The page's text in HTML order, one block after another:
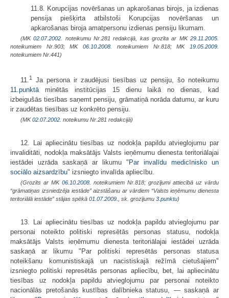
11.8. Korupcijas novēršanas un apkarošanas birojs, ja izdienas
pensija piešķirta atbilstoši Korupcijas novēršanas un
apkarošanas biroja amatpersonu izdienas pensiju likumam.
(MK02.07.2002. noteikumu Nr.281 redakcijā, kas grozīta ar MK29.11.2005.
noteikumiem Nr.903; MK06.10.2008. noteikumiem Nr.818; MK 19.05.2009.
noteikumiem Nr.441)
11.1
Ja persona ir zaudējusi tiesības uz pensiju, šo noteikumu
11.punktāminētās institūcijas 15 dienu laikā no dienas, kad
izbeigušās tiesības saņemt pensiju, grāmatiņā norāda datumu, ar kuru
ir zaudētas tiesības uz konkrēto pensiju.
(MK02.07.2002. noteikumu Nr.281 redakcijā)
12. Lai apliecinātu tiesības uz nodokļa papildu atvieglojumu par
invaliditāti, nodokļa maksātājs Valsts ieņēmumu dienesta teritoriālajai
iestādei uzrāda saskaņā ar likumu " Par invalīdu medicīnisko un
sociālo aizsardzību" izsniegto invalīda apliecību.
(Grozīts ar MK 06.10.2008.
noteikumiem Nr.818; grozījumi attiecībā uz vārdu
“grāmatiņas izsniedzēja iestāde” aizstāšanu ar vārdiem “Valsts ieņēmumu dienesta
teritoriālā iestāde” stājas spēkā 01.07.2009. , sk. grozījumu 3.punktu)
13. Lai apliecinātu tiesības uz nodokļa papildu atvieglojumu par
personai noteikto politiski represētās personas statusu, nodokļa
maksātājs Valsts ieņēmumu dienesta teritoriālajai iestādei uzrāda
saskaņā ar likumu "Par politiski represētās personas statusa
noteikšanu komunistiskajā un nacistiskajā režīmā cietušajiem"
izsniegto politiski represētās personas apliecību, bet, lai apliecinātu
tiesības uz nodokļa papildu atvieglojumu par personai noteikto
nacionālās pretošanās kustības dalībnieka statusu, — saskaņā ar